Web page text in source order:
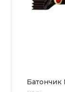
Батончик